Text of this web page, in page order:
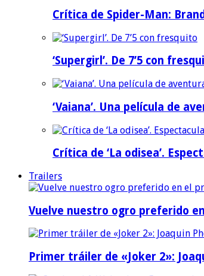
Crítica de Spider-Man:
‘Supergirl’. De 7’5 con
‘Vaiana’. Una película de
Crítica de ‘La odisea’.
Trailers
Vuelve nuestro ogro preferido
Primer tráiler de «Joker 2»: